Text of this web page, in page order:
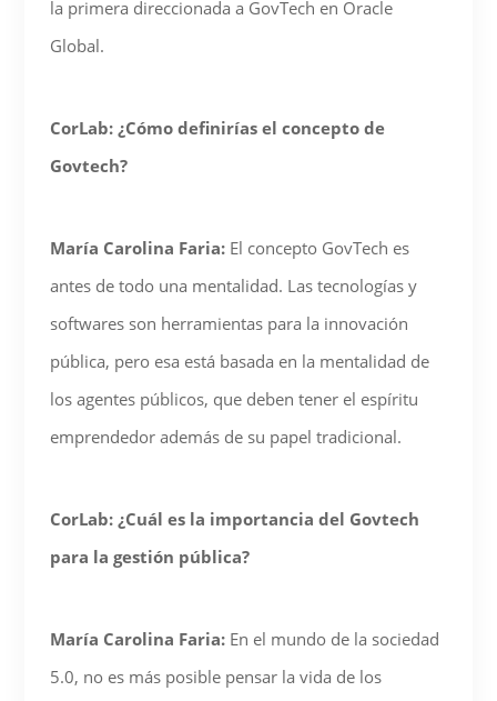
la primera direccionada a GovTech en Oracle
Global.
CorLab: ¿Cómo definirías el concepto de
Govtech?
María Carolina Faria:El concepto GovTech es
antes de todo una mentalidad. Las tecnologías y
softwares son herramientas para la innovación
pública, pero esa está basada en la mentalidad de
los agentes públicos, que deben tener el espíritu
emprendedor además de su papel tradicional.
CorLab: ¿Cuál es la importancia del Govtech
para la gestión pública?
María Carolina Faria:En el mundo de la sociedad
5.0, no es más posible pensar la vida de los